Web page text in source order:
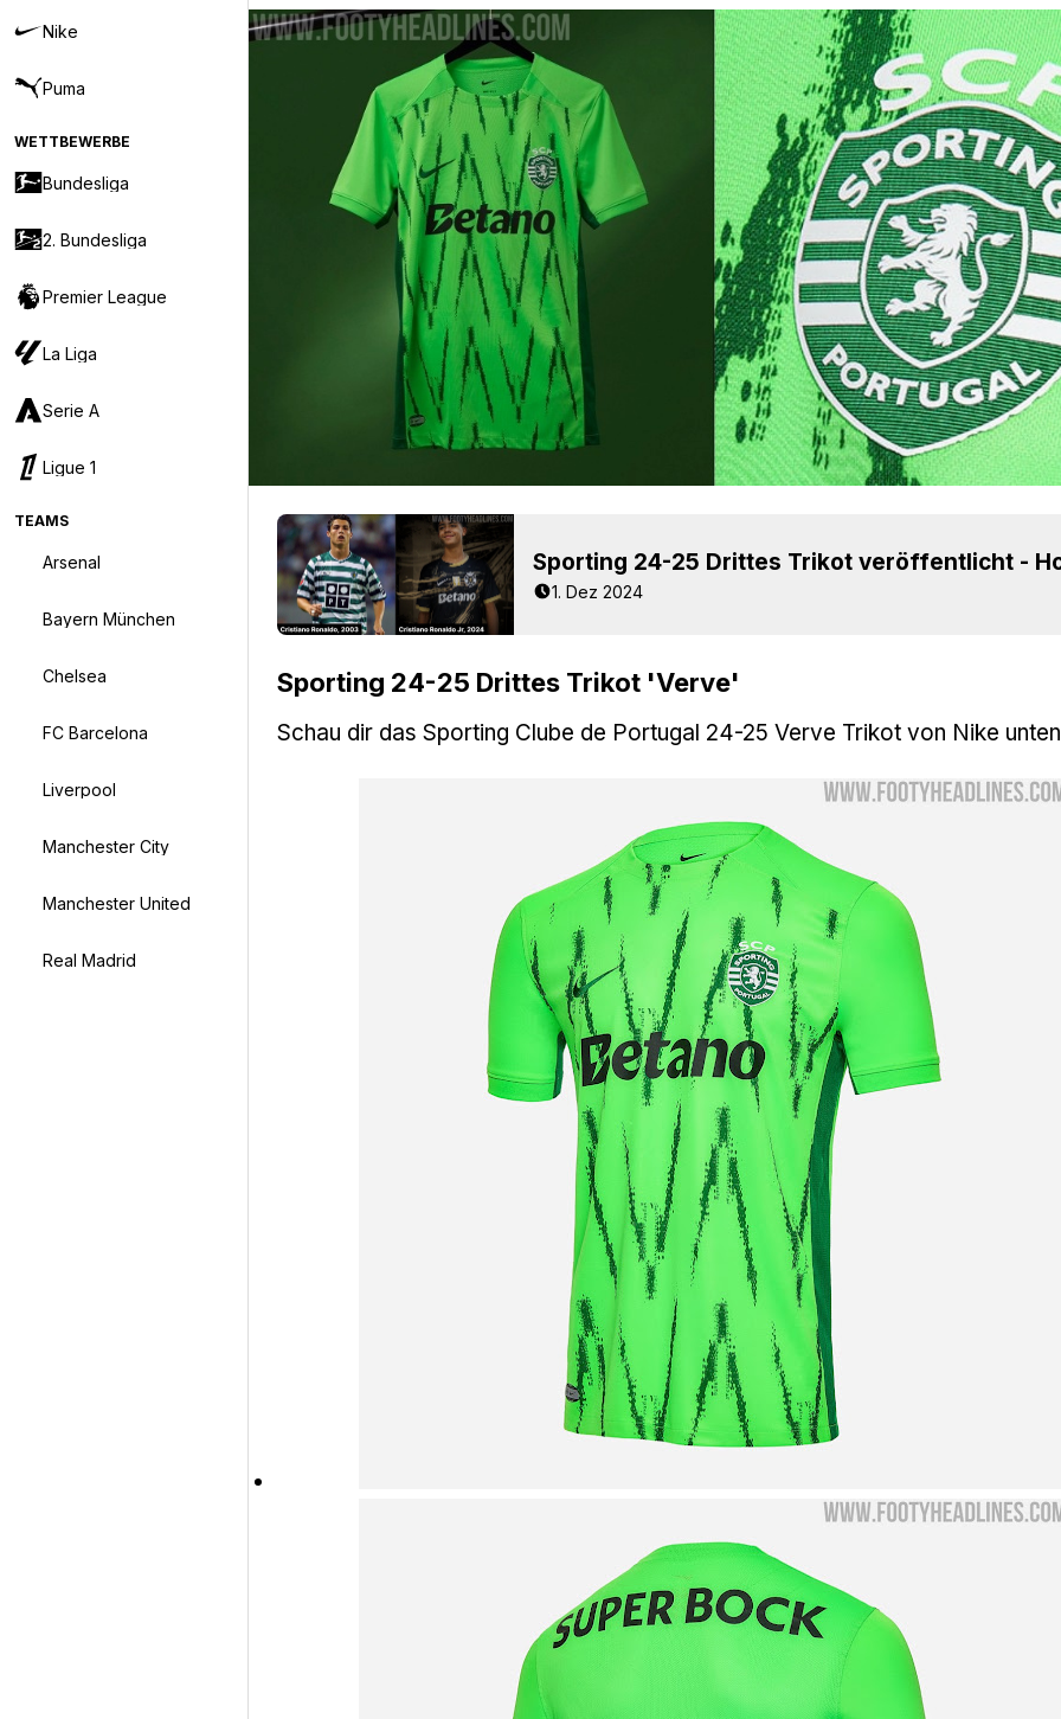
Nike
Puma
WETTBEWERBE
Bundesliga
2. Bundesliga
Premier League
La Liga
Serie A
Ligue 1
TEAMS
Arsenal
Bayern München
Chelsea
FC Barcelona
Liverpool
Manchester City
Manchester United
Real Madrid
1. Dez 2024
Sporting 24-25 Drittes Trikot 'Verve'
Schau dir das Sporting Clube de Portugal 24-25 Verve Trikot von Nike